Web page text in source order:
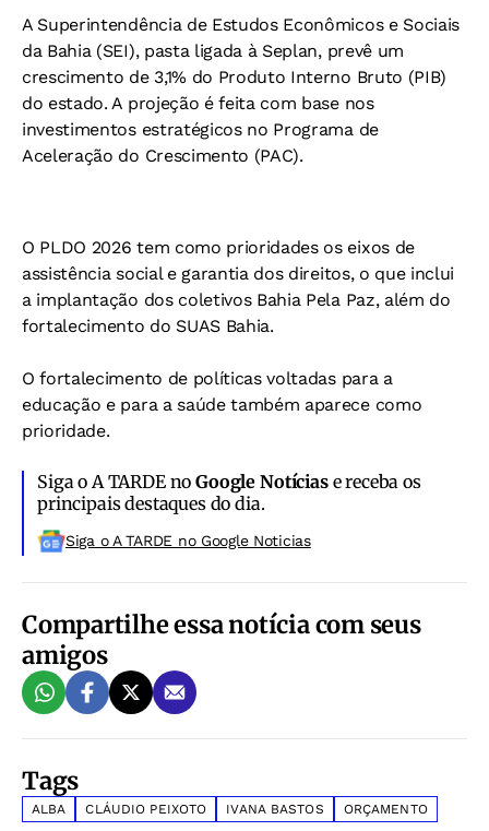
A Superintendência de Estudos Econômicos e Sociais
da Bahia (SEI), pasta ligada à Seplan, prevê um
crescimento de 3,1% do Produto Interno Bruto (PIB)
do estado. A projeção é feita com base nos
investimentos estratégicos no Programa de
Aceleração do Crescimento (PAC).
O PLDO 2026 tem como prioridades os eixos de
assistência social e garantia dos direitos, o que inclui
a implantação dos coletivos Bahia Pela Paz, além do
fortalecimento do SUAS Bahia.
O fortalecimento de políticas voltadas para a
educação e para a saúde também aparece como
prioridade.
Siga o A TARDE noGoogle Notíciase receba os
principais destaques do dia.
Siga o A TARDE no Google Noticias
Compartilhe essa notícia com seus
amigos
Tags
ALBA CLÁUDIO PEIXOTO IVANA BASTOS ORÇAMENTO